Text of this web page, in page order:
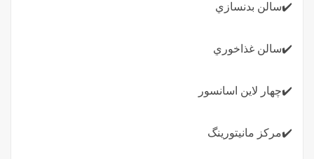
✔️سالن بدنسازي
✔️سالن غذاخوري
✔️چهار لاين اسانسور
✔️مركز مانيتورينگ